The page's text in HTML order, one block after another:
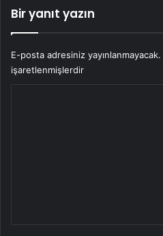
Bir yanıt yazın
E-posta adresiniz yayınlanmayacak.
işaretlenmişlerdir